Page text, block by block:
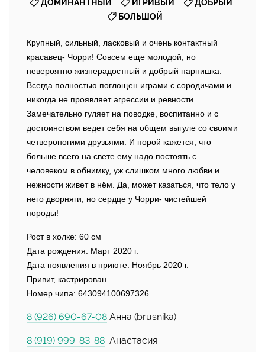
ДОМИНАНТНЫЙ ИГРИВЫЙ ДОБРЫЙ
БОЛЬШОЙ
Крупный, сильный, ласковый и очень контактный
красавец- Чорри! Совсем еще молодой, но
невероятно жизнерадостный и добрый парнишка.
Всегда полностью поглощен играми с сородичами и
никогда не проявляет агрессии и ревности.
Замечательно гуляет на поводке, воспитанно и с
достоинством ведет себя на общем выгуле со своими
четвероногими друзьями. И порой кажется, что
больше всего на свете ему надо постоять с
человеком в обнимку, уж слишком много любви и
нежности живет в нём. Да, может казаться, что тело у
него дворняги, но сердце у Чорри- чистейшей
породы!
Рост в холке: 60 см
Дата рождения: Март 2020 г.
Дата появления в приюте: Ноябрь 2020 г.
Привит, кастрирован
Номер чипа: 643094100697326
8 (926) 690-67-08 Анна (brusnika)
8 (919) 999-83-88 Анастасия